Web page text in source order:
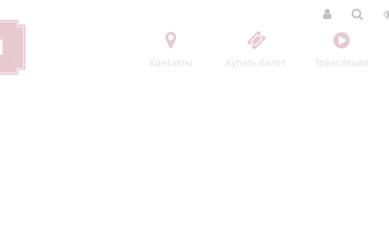
Контакты Купить билет Трансляции